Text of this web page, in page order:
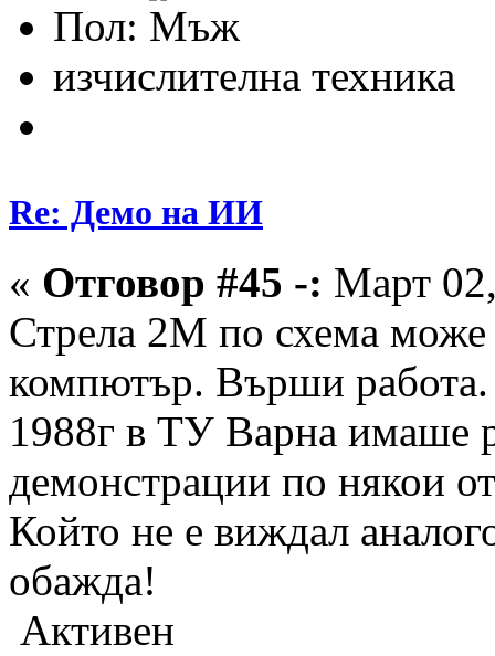
Пол:
изчислителна техника
Re: Демо на ИИ
« Отговор #45 -: Март
Стрела 2М по схема може
компютър. Върши работа.
1988г в ТУ Варна имаше
демонстрации по някои
Който не е виждал
обажда!
Активен